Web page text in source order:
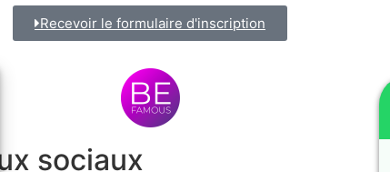
Recevoir le formulaire d'inscription
sociaux